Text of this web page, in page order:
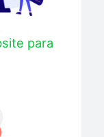
para